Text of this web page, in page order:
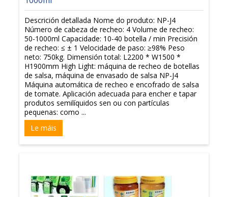
Descrición detallada Nome do produto: NP-J4
Número de cabeza de recheo: 4 Volume de recheo:
50-1000ml Capacidade: 10-40 botella / min Precisión
de recheo: ≤ ± 1 Velocidade de paso: ≥98% Peso
neto: 750kg. Dimensión total: L2200 * W1500 *
H1900mm High Light: máquina de recheo de botellas
de salsa, máquina de envasado de salsa NP-J4
Máquina automática de recheo e encofrado de salsa
de tomate. Aplicación adecuada para encher e tapar
produtos semilíquidos sen ou con partículas
pequenas: como ...
Le máis